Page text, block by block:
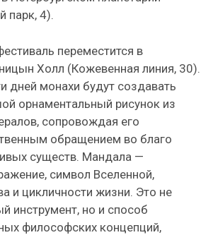
парк, 4).
переместится в
Холл (Кожевенная линия, 30).
дней монахи будут создавать
орнаментальный рисунок из
сопровождая его
обращением во благо
существ. Мандала —
символ Вселенной,
и цикличности жизни. Это не
инструмент, но и способ
философских концепций,